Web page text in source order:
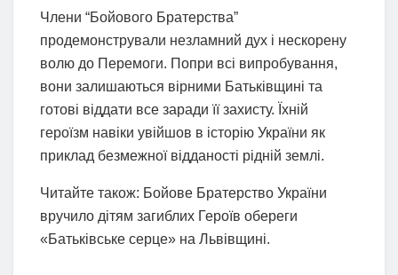
Члени “Бойового Братерства”
продемонстрували незламний дух і нескорену
волю до Перемоги. Попри всі випробування,
вони залишаються вірними Батьківщині та
готові віддати все заради її захисту. Їхній
героїзм навіки увійшов в історію України як
приклад безмежної відданості рідній землі.
Читайте також: Бойове Братерство України
вручило дітям загиблих Героїв обереги
«Батьківське серце» на Львівщині.